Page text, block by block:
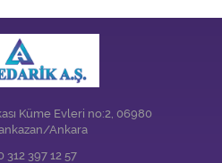
Küme Evleri no:2, 06980
Ankara
312 397 12 57